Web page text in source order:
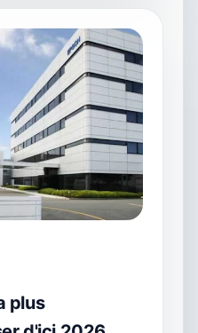
plus